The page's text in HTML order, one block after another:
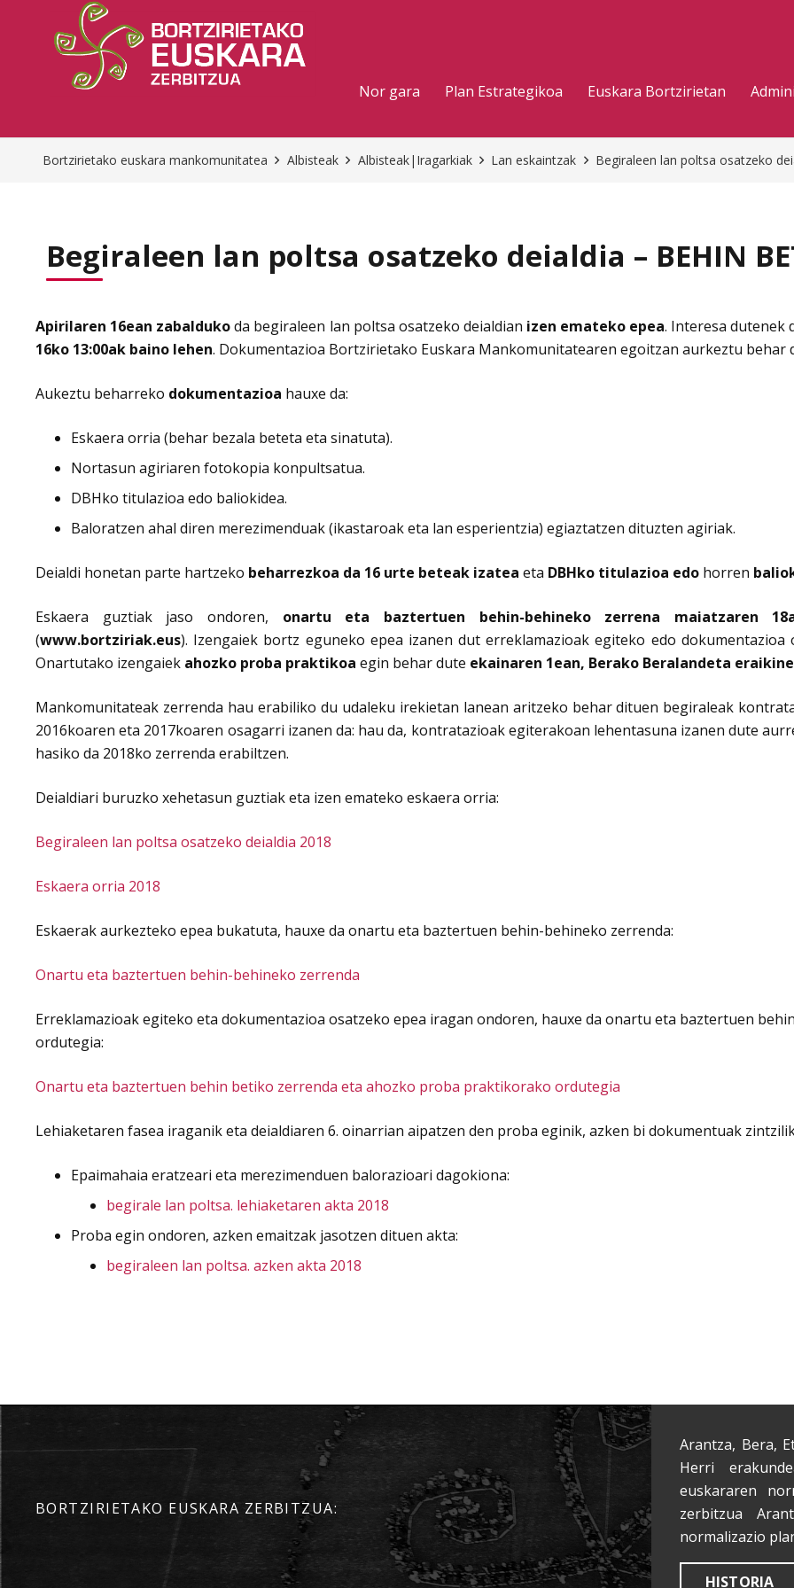
Nor gara Plan Estrategikoa Euskara Bortzirietan
Bortzirietako euskara mankomunitatea Albisteak Albisteak|Iragarkiak Lan eskaintzak Begiraleen lan poltsa osatzeko
Begiraleen lan poltsa osatzeko deialdia – BEHIN
Apirilaren 16ean zabaldukoda begiraleen lan poltsa osatzeko deialdian izen emateko epea. Interesa dutenek
16ko 13:00ak baino lehen. Dokumentazioa Bortzirietako Euskara Mankomunitatearen egoitzan aurkeztu behar
Aukeztu beharreko dokumentazioa hauxe da:
Eskaera orria (behar bezala beteta eta sinatuta).
Nortasun agiriaren fotokopia konpultsatua.
DBHko titulazioa edo baliokidea.
Baloratzen ahal diren merezimenduak (ikastaroak eta lan esperientzia) egiaztatzen dituzten agiriak.
Deialdi honetan parte hartzeko beharrezkoa da 16 urte beteak izatea eta DBHko titulazioa edo horren
Eskaera guztiak jaso ondoren, onartu eta baztertuen behin-behineko zerrena maiatzaren
(www.bortziriak.eus). Izengaiek bortz eguneko epea izanen dut erreklamazioak egiteko edo
Onartutako izengaiek ahozko proba praktikoa egin behar dute ekainaren 1ean, Berako Beralandeta
Mankomunitateak zerrenda hau erabiliko du udaleku irekietan lanean aritzeko behar dituen begiraleak
2016koaren eta 2017koaren osagarri izanen da: hau da, kontratazioak egiterakoan lehentasuna izanen dute
hasiko da 2018ko zerrenda erabiltzen.
Deialdiari buruzko xehetasun guztiak eta izen emateko eskaera orria:
Begiraleen lan poltsa osatzeko deialdia 2018
Eskaera orria 2018
Eskaerak aurkezteko epea bukatuta, hauxe da onartu eta baztertuen behin-behineko zerrenda:
Onartu eta baztertuen behin-behineko zerrenda
Erreklamazioak egiteko eta dokumentazioa osatzeko epea iragan ondoren, hauxe da onartu eta baztertuen
ordutegia:
Onartu eta baztertuen behin betiko zerrenda eta ahozko proba praktikorako ordutegia
Lehiaketaren fasea iraganik eta deialdiaren 6. oinarrian aipatzen den proba eginik, azken bi dokumentuak
Epaimahaia eratzeari eta merezimenduen balorazioari dagokiona:
begirale lan poltsa. lehiaketaren akta 2018
Proba egin ondoren, azken emaitzak jasotzen dituen akta:
begiraleen lan poltsa. azken akta 2018
BORTZIRIETAKO EUSKARA ZERBITZUA:
Arantza, Bera,
Herri
euskararen
zerbitzua
normalizazio
HISTORIA